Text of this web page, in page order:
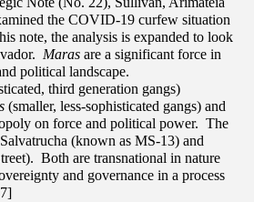
the COVID-19 curfew situation
note, the analysis is expanded to look
Maras are a significant force in
political landscape.
third generation gangs)
(smaller, less-sophisticated gangs) and
on force and political power. The
(known as MS-13) and
Both are transnational in nature
and governance in a process